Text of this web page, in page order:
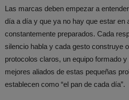
Las marcas deben empezar a
día a día y que ya no hay que estar en
constantemente preparados. Cada
silencio habla y cada gesto construye
protocolos claros, un equipo formado
mejores aliados de estas pequeñas
establecen como “el pan de cada día”.